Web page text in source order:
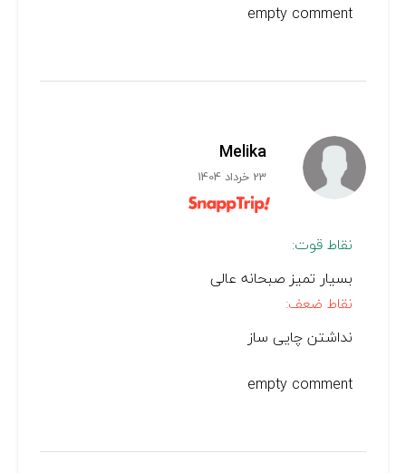
empty comment
Melika
23 خرداد 1404
نقاط قوت:
بسیار تمیز صبحانه عالی
نقاط ضعف:
نداشتن چایی ساز
empty comment